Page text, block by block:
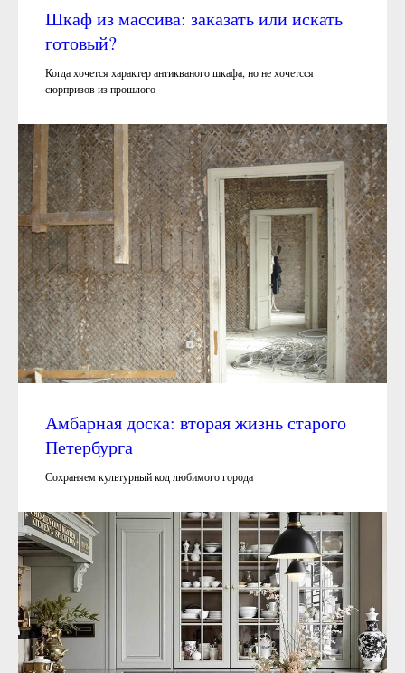
Шкаф из массива: заказать или искать
готовый?
Когда хочется характер антикваного шкафа, но не хочетсся
сюрпризов из прошлого
Амбарная доска: вторая жизнь старого
Петербурга
Сохраняем культурный код любимого города